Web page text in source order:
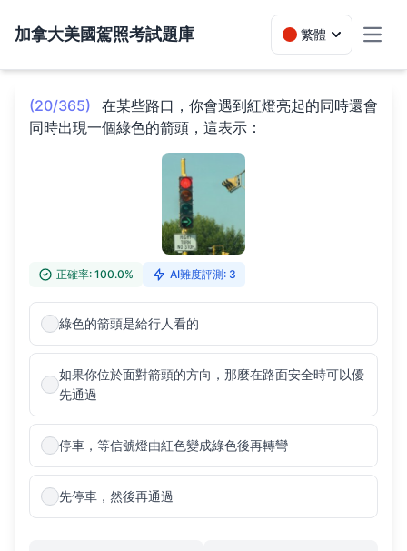
加拿大美國駕照考試題庫 繁體
(20/365)
在某些路口，你會遇到紅燈亮起的同時還會
同時出現一個綠色的箭頭，這表示：
正確率: 100.0% AI難度評測: 3
綠色的箭頭是給行人看的
如果你位於面對箭頭的方向，那麼在路面安全時可以優
先通過
停車，等信號燈由紅色變成綠色後再轉彎
先停車，然後再通過